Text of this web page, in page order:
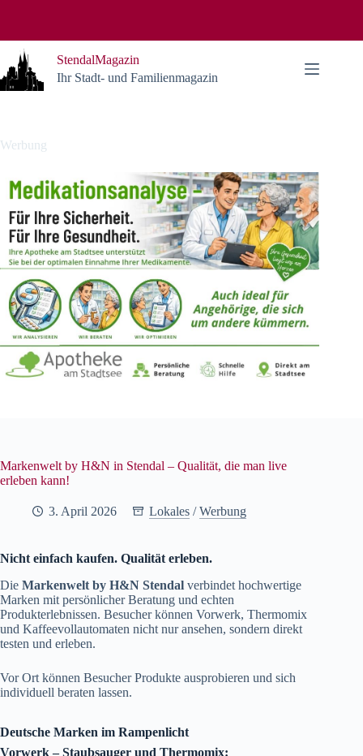
StendalMagazin
Ihr Stadt- und Familienmagazin
Werbung
Markenwelt by H&N in Stendal – Qualität, die man live
erleben kann!
3. April 2026 Lokales /Werbung
Nicht einfach kaufen. Qualität erleben.
Die Markenwelt by H&N Stendal verbindet hochwertige
Marken mit persönlicher Beratung und echten
Produkterlebnissen. Besucher können Vorwerk, Thermomix
und Kaffeevollautomaten nicht nur ansehen, sondern direkt
testen und erleben.
Vor Ort können Besucher Produkte ausprobieren und sich
individuell beraten lassen.
Deutsche Marken im Rampenlicht
Vorwerk – Staubsauger und Thermomix: